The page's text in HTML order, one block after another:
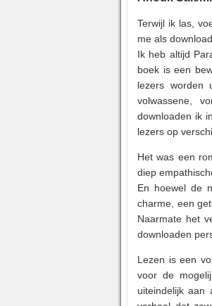
Terwijl ik las,
me als
Ik heb altijd
boek is een
lezers worden
volwassene,
downloaden ik
lezers op
Het was een
diep
En hoewel de
charme, een
Naarmate het
downloaden
Lezen is een
voor de
uiteindelijk aan